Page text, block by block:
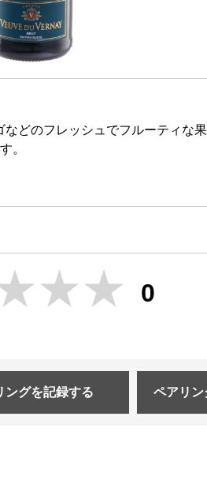
どのフレッシュでフルーティな
。
0
ングを記録する ペアリン